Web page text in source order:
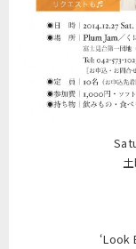
‘Look